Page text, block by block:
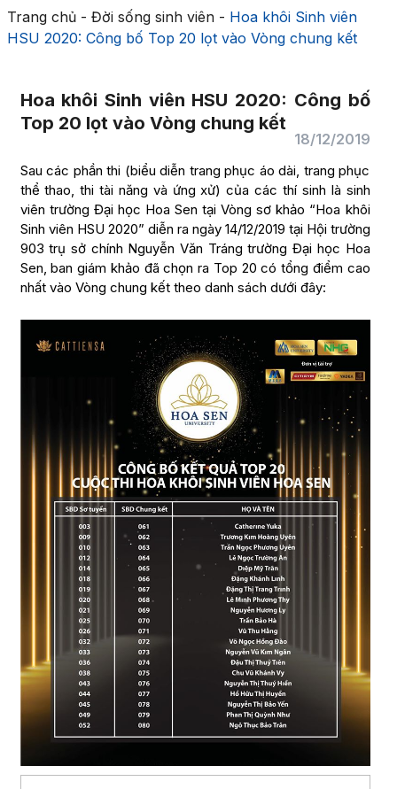
Trang chủ- Đời sống sinh viên- Hoa khôi Sinh viên
HSU 2020: Công bố Top 20 lọt vào Vòng chung kết
Hoa khôi Sinh viên HSU 2020: Công bố
Top 20 lọt vào Vòng chung kết
18/12/2019
Sau các phần thi (biểu diễn trang phục áo dài, trang phục
thể thao, thi tài năng và ứng xử) của các thí sinh là sinh
viên trường Đại học Hoa Sen tại Vòng sơ khảo “Hoa khôi
Sinh viên HSU 2020” diễn ra ngày 14/12/2019 tại Hội trường
903 trụ sở chính Nguyễn Văn Tráng trường Đại học Hoa
Sen, ban giám khảo đã chọn ra Top 20 có tổng điểm cao
nhất vào Vòng chung kết theo danh sách dưới đây: